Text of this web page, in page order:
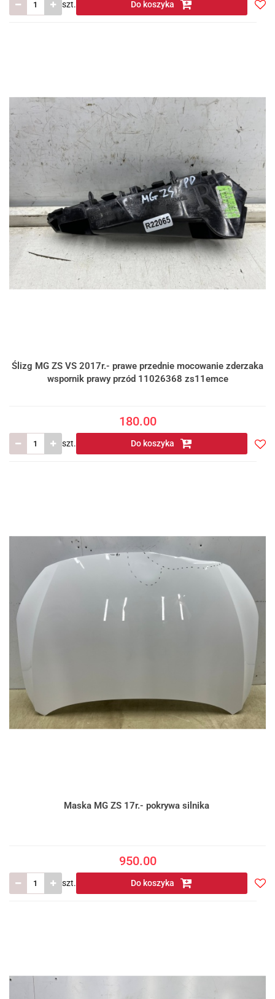
szt. Do koszyka
Ślizg MG ZS VS 2017r.- prawe przednie mocowanie zderzaka
wspornik prawy przód 11026368 zs11emce
180.00
szt. Do koszyka
Maska MG ZS 17r.- pokrywa silnika
950.00
szt. Do koszyka